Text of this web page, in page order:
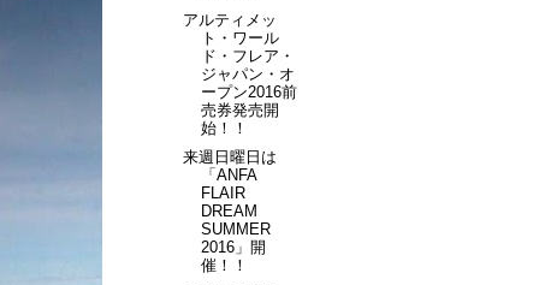
アルティメッ
ト・ワール
ド・フレア・
ジャパン・オ
ープン2016前
売券発売開
始！！
来週日曜日は
「ANFA
FLAIR
DREAM
SUMMER
2016」開
催！！